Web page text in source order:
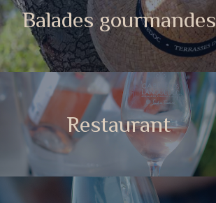
Balades gourmandes
Restaurant